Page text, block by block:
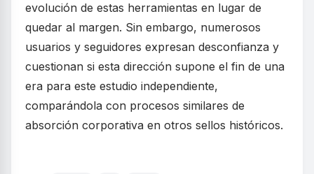
evolución de estas herramientas en lugar de
quedar al margen. Sin embargo, numerosos
usuarios y seguidores expresan desconfianza y
cuestionan si esta dirección supone el fin de una
era para este estudio independiente,
comparándola con procesos similares de
absorción corporativa en otros sellos históricos.